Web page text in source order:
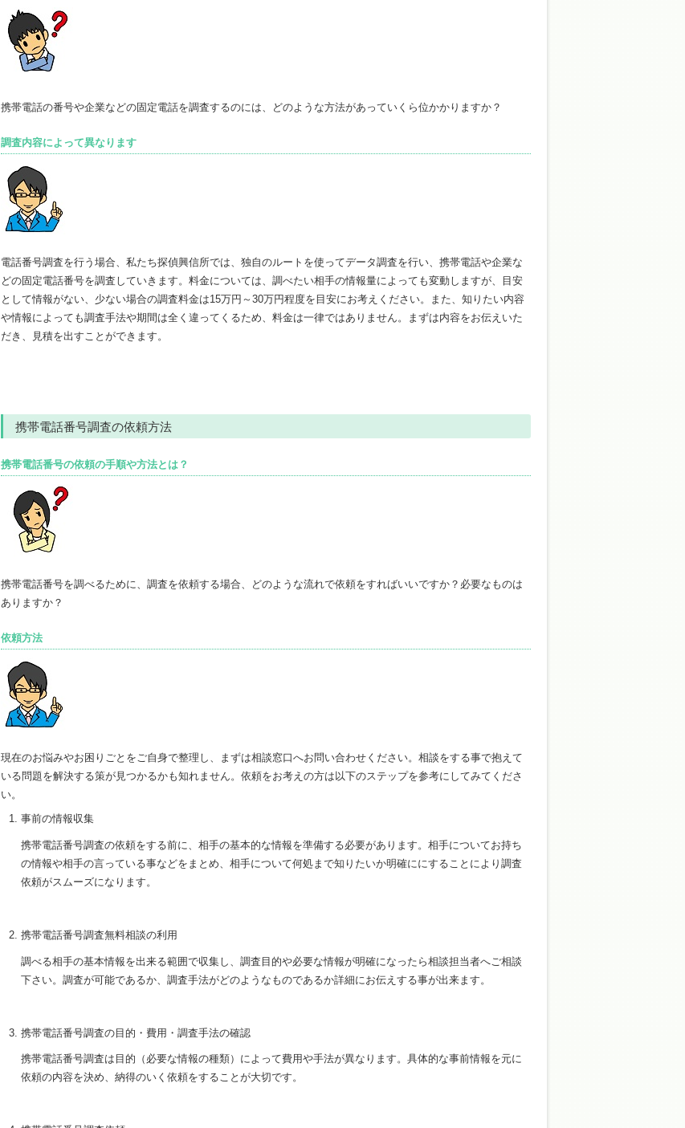
携帯電話の番号や企業などの固定電話を調査するのには、どのような方法があっていくら位かかりますか？
調査内容によって異なります
電話番号調査を行う場合、私たち探偵興信所では、独自のルートを使ってデータ調査を行い、携帯電話や企業な
どの固定電話番号を調査していきます。料金については、調べたい相手の情報量によっても変動しますが、目安
として情報がない、少ない場合の調査料金は15万円～30万円程度を目安にお考えください。また、知りたい内容
や情報によっても調査手法や期間は全く違ってくるため、料金は一律ではありません。まずは内容をお伝えいた
だき、見積を出すことができます。
携帯電話番号調査の依頼方法
携帯電話番号の依頼の手順や方法とは？
携帯電話番号を調べるために、調査を依頼する場合、どのような流れで依頼をすればいいですか？必要なものは
ありますか？
依頼方法
現在のお悩みやお困りごとをご自身で整理し、まずは相談窓口へお問い合わせください。相談をする事で抱えて
いる問題を解決する策が見つかるかも知れません。依頼をお考えの方は以下のステップを参考にしてみてくださ
い。
事前の情報収集
携帯電話番号調査の依頼をする前に、相手の基本的な情報を準備する必要があります。相手についてお持ち
の情報や相手の言っている事などをまとめ、相手について何処まで知りたいか明確ににすることにより調査
依頼がスムーズになります。
携帯電話番号調査無料相談の利用
調べる相手の基本情報を出来る範囲で収集し、調査目的や必要な情報が明確になったら相談担当者へご相談
下さい。調査が可能であるか、調査手法がどのようなものであるか詳細にお伝えする事が出来ます。
携帯電話番号調査の目的・費用・調査手法の確認
携帯電話番号調査は目的（必要な情報の種類）によって費用や手法が異なります。具体的な事前情報を元に
依頼の内容を決め、納得のいく依頼をすることが大切です。